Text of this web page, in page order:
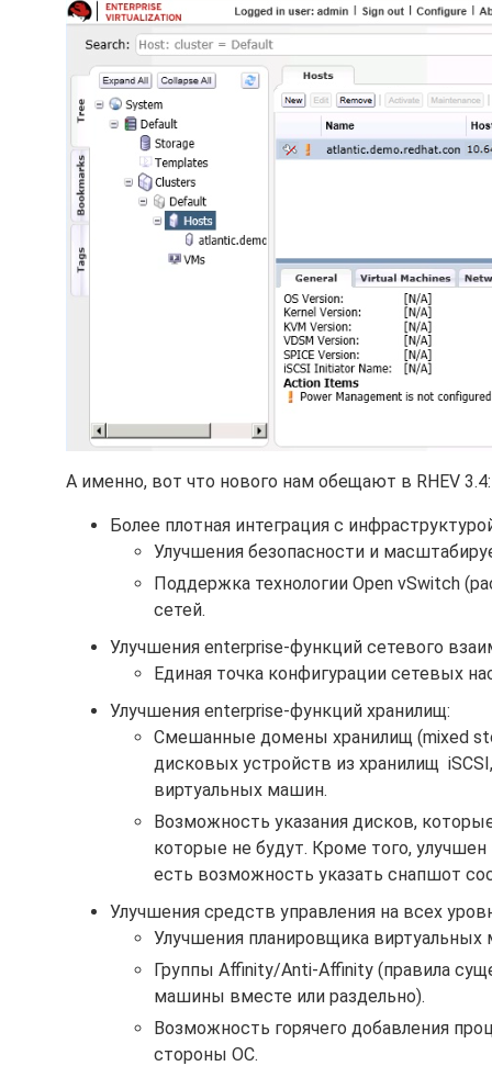
А именно, вот что нового нам обещают в RHEV 3.4:
Более плотная интеграция с
Улучшения безопасности и
Поддержка технологии Open vSwitch
сетей.
Улучшения enterprise-функций сетевого
Единая точка конфигурации сетевых
Улучшения enterprise-функций хранилищ:
Смешанные домены хранилищ (mixed
дисковых устройств из хранилищ iSCSI,
виртуальных машин.
Возможность указания дисков,
которые не будут. Кроме того,
есть возможность указать снапшот
Улучшения средств управления на всех
Улучшения планировщика виртуальных
Группы Affinity/Anti-Affinity (правила
машины вместе или раздельно).
Возможность горячего добавления
стороны ОС.